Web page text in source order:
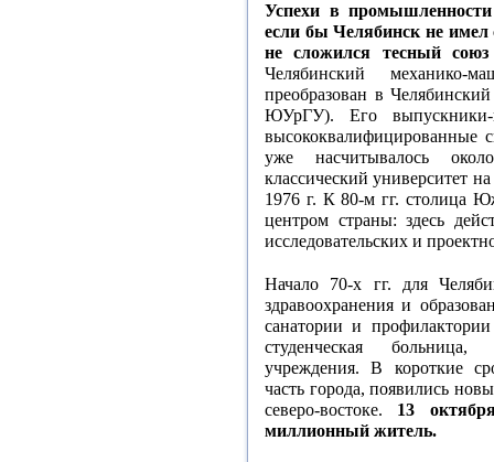
Успехи в
если бы Челябинск не
не сложился тесный союз
Челябинский механико-
преобразован в
ЮУрГУ). Его выпускники-
высококвалифицированные
уже насчитывалось
классический университет
1976 г. К 80-м гг. столица
центром страны: здесь
исследовательских и
Начало 70-х гг. для
здравоохранения и
санатории и
студенческая
учреждения. В короткие
часть города, появились
северо-востоке.
13
миллионный житель.